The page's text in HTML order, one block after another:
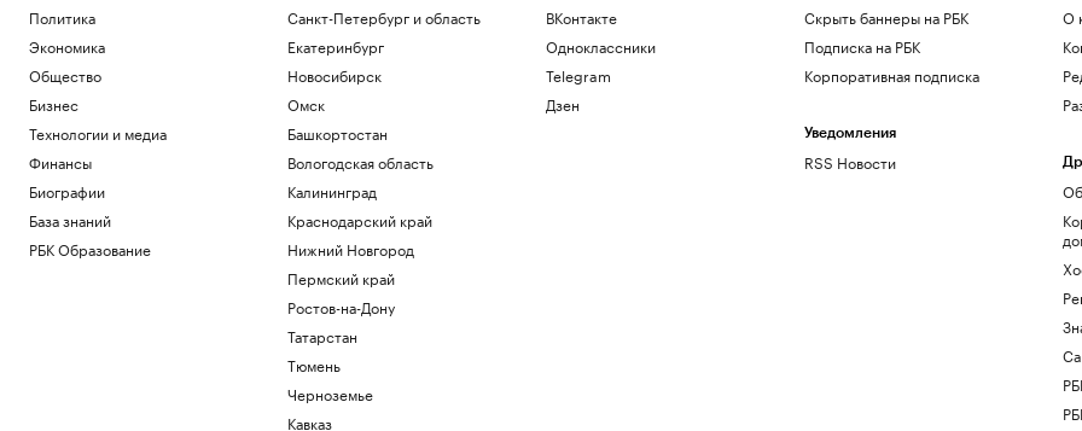
Политика
Экономика
Общество
Бизнес
Технологии и медиа
Финансы
Биографии
База знаний
РБК Образование
Санкт-Петербург и область
Екатеринбург
Новосибирск
Омск
Башкортостан
Вологодская область
Калининград
Краснодарский край
Нижний Новгород
Пермский край
Ростов-на-Дону
Татарстан
Тюмень
Черноземье
Кавказ
ВКонтакте
Одноклассники
Telegram
Дзен
Скрыть баннеры на РБК
Подписка на РБК
Корпоративная подписка
Уведомления
RSS Новости
О